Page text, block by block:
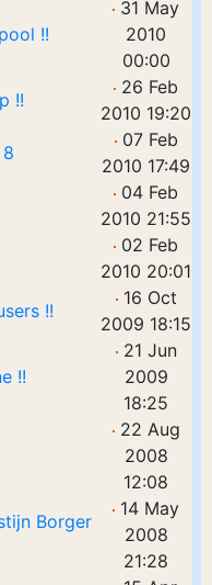
!!
31 May
2010
00:00
!!
26 Feb
2010 19:20
07 Feb
2010 17:49
04 Feb
2010 21:55
02 Feb
2010 20:01
!!
16 Oct
2009 18:15
!!
21 Jun
2009
18:25
22 Aug
2008
12:08
Borger
14 May
2008
21:28